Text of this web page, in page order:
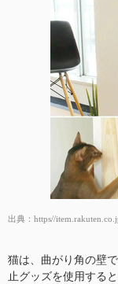
出典： https//
猫は、曲がり角の壁
止グッズを使用すると